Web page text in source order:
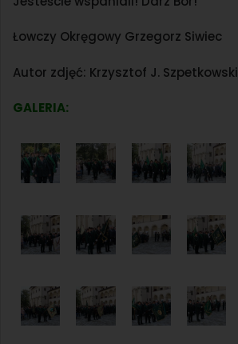
Łowczy Okręgowy Grzegorz Siwiec
Autor zdjęć: Krzysztof J. Szpetkowski
GALERIA: